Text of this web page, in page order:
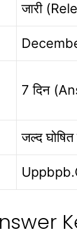
जारी
7 दिन
जल्द घोषित